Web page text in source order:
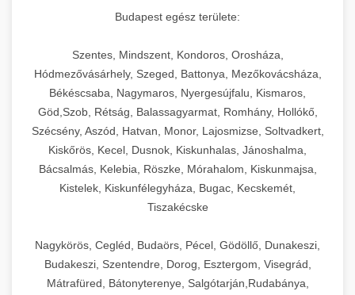
Hatékony lezárási és tartósítási megoldások.
chef-iparikonyhagepek.hu
kereskedelmi csomagoló gép
professzionális konyhák számára. Nagy
kapacitású sütő- és főzőberendezés precíz
hőmérséklet-szabályozással.
chef-iparikonyhagepek.hu
kereskedelmi sütősütő
❄️ 25. Ipari Hűtőszekrény +
Professzionális hűtőegységek és hűtőkamrák
kereskedelmi konyhák számára.
Energiahatékony hűtési megoldások nagy
kapacitással.
chef-iparikonyhagepek.hu
💧 26. Ipari Mosogatógép +
Kereskedelmi mosogatóberendezések nagy
forgalmú éttermi műveletekhez. Gyors tisztítási
ciklusok fertőtlenítési képességekkel.
chef-iparikonyhagepek.hu
🧀 27. Ipari Sajtreszelő Gép +
élelmiszer-előkészítéshez. Különböző reszelési
méretek különböző alkalmazásokhoz.
🍳 28. Nagykonyhai
Berendezések
+
Budapest egész területe:
Szentes, Mindszent, Kondoros, Orosháza,
Hódmezővásárhely, Szeged, Battonya, Mezőkovácsháza,
Békéscsaba, Nagymaros, Nyergesújfalu, Kismaros,
Göd,Szob, Rétság, Balassagyarmat, Romhány, Hollókő,
Szécsény, Aszód, Hatvan, Monor, Lajosmizse, Soltvadkert,
Kiskőrös, Kecel, Dusnok, Kiskunhalas, Jánoshalma,
Bácsalmás, Kelebia, Röszke, Mórahalom, Kiskunmajsa,
Kistelek, Kiskunfélegyháza, Bugac, Kecskemét,
Tiszakécske
Nagykörös, Cegléd, Budaörs, Pécel, Gödöllő, Dunakeszi,
Budakeszi, Szentendre, Dorog, Esztergom, Visegrád,
Mátrafüred, Bátonyterenye, Salgótarján,Rudabánya,